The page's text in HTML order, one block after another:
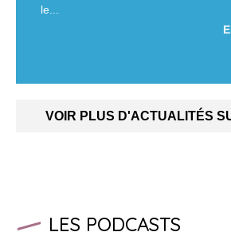
le...
VOIR PLUS D'ACTUALITÉS
LES PODCASTS